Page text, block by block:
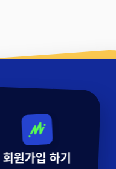
회원가입 하기